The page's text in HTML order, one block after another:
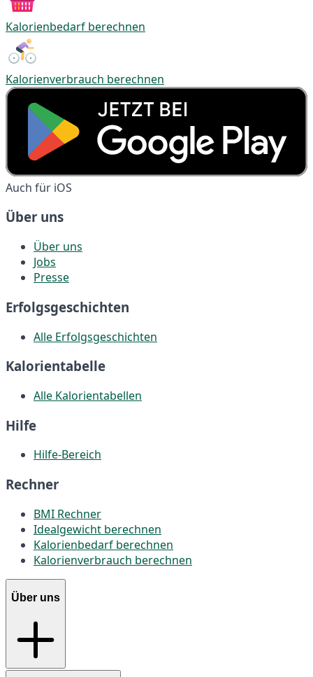
Kalorienbedarf berechnen
Kalorienverbrauch berechnen
Auch für iOS
Über uns
Über uns
Jobs
Presse
Erfolgsgeschichten
Alle Erfolgsgeschichten
Kalorientabelle
Alle Kalorientabellen
Hilfe
Hilfe-Bereich
Rechner
BMI Rechner
Idealgewicht berechnen
Kalorienbedarf berechnen
Kalorienverbrauch berechnen
Über uns